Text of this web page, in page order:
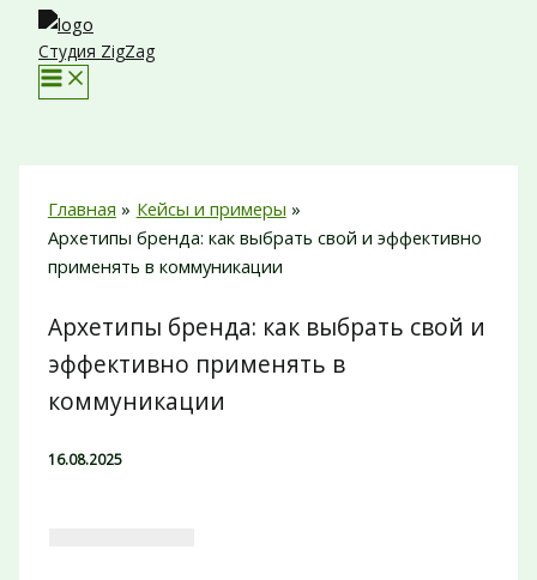
Перейти
содержимому
Студия ZigZag
Главная
Кейсы и примеры
Архетипы бренда: как выбрать свой и эффективно
применять в коммуникации
Архетипы бренда: как выбрать свой и
эффективно применять в
коммуникации
16.08.2025